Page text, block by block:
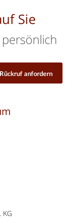
Sie
Rückruf anfordern